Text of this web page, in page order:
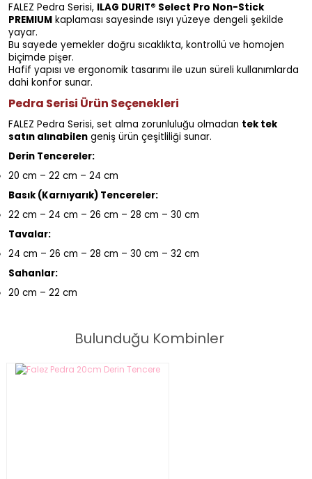
FALEZ Pedra Serisi, ILAG DURIT® Select Pro Non-Stick
PREMIUM kaplaması sayesinde ısıyı yüzeye dengeli şekilde
yayar.
Bu sayede yemekler doğru sıcaklıkta, kontrollü ve homojen
biçimde pişer.
Hafif yapısı ve ergonomik tasarımı ile uzun süreli kullanımlarda
dahi konfor sunar.
Pedra Serisi Ürün Seçenekleri
FALEZ Pedra Serisi, set alma zorunluluğu olmadan tek tek
satın alınabilen geniş ürün çeşitliliği sunar.
Derin Tencereler:
20 cm – 22 cm – 24 cm
Basık (Karnıyarık) Tencereler:
22 cm – 24 cm – 26 cm – 28 cm – 30 cm
Tavalar:
24 cm – 26 cm – 28 cm – 30 cm – 32 cm
Sahanlar:
20 cm – 22 cm
Bulunduğu Kombinler